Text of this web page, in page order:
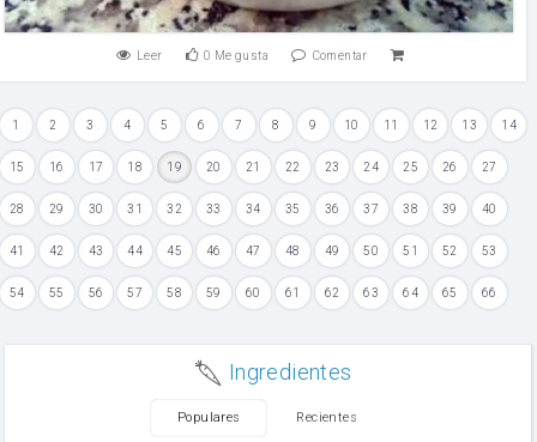
Leer 0 Me gusta Comentar
1 2 3 4 5 6 7 8 9 10 11 12 13 14
15 16 17 18 19 20 21 22 23 24 25 26 27
28 29 30 31 32 33 34 35 36 37 38 39 40
41 42 43 44 45 46 47 48 49 50 51 52 53
54 55 56 57 58 59 60 61 62 63 64 65 66
Ingredientes
Populares Recientes